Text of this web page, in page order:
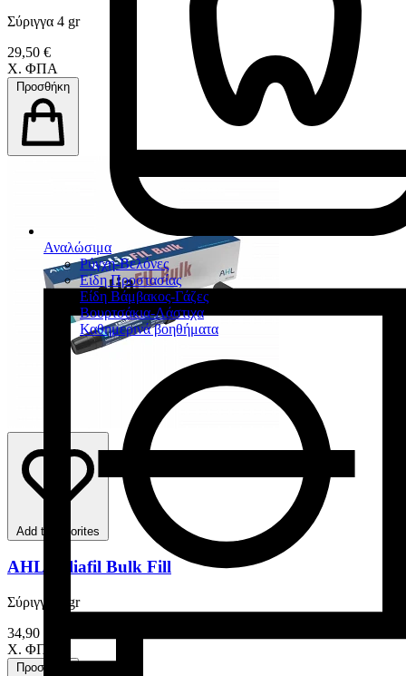
Αναλώσιμα
Ρύγχη-Βελόνες
Είδη Προστασίας
Είδη Βάμβακος-Γάζες
Βουρτσάκια-Λάστιχα
Καθημερινά βοηθήματα
Σύριγγα 4 gr
29,50 €
Χ. ΦΠΑ
Προσθήκη
Add to favorites
AHL Reliafil Bulk Fill
Σύριγγα 4 gr
34,90 €
Χ. ΦΠΑ
Προσθήκη